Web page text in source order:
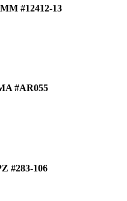
#12412-13
#AR055
#283-106